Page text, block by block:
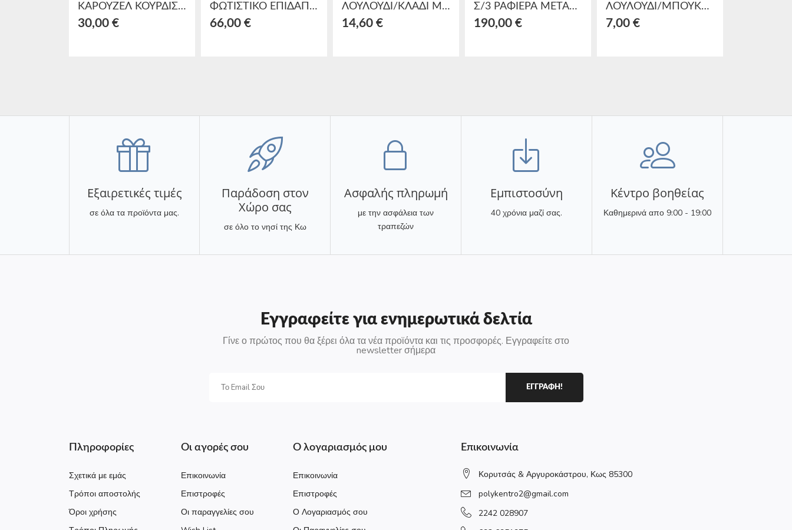
ΚΑΡΟΥΖΕΛ ΚΟΥΡΔΙΣΤΟ ΜΕ ΚΙΝΗΣΗ/ΜΟΥΣΙΚΗ POLYRESIN Δ11Χ16
30,00 €
ΦΩΤΙΣΤΙΚΟ ΕΠΙΔΑΠΕΔΙΟ ΜΕΤΑΛ. ΜΕ ΣΧΟΙΝΙ ΛΕΥΚΟ/ΜΠΕΖ Φ38Χ152
66,00 €
ΛΟΥΛΟΥΔΙ/ΚΛΑΔΙ ΜΩΒ Υ90
14,60 €
Σ/3 ΡΑΦΙΕΡΑ ΜΕΤΑΛΛΙΚΗ/ΞΥΛΙΝΗ ΜΑΥΡΗ /NATURAL 60Χ36Χ150
190,00 €
ΛΟΥΛΟΥΔΙ/ΜΠΟΥΚΕΤΟ PL/ΥΦΑΣΜΑΤΙΝΟ ΜΩΒ Υ25
7,00 €
Εξαιρετικές τιμές
σε όλα τα προϊόντα μας.
Παράδοση στον
Χώρο σας
σε όλο το νησί της Κω
Ασφαλής πληρωμή
με την ασφάλεια των
τραπεζών
Eμπιστοσύνη
40 χρόνια μαζί σας.
Κέντρο βοηθείας
Καθημερινά απο 9:00 - 19:00
Εγγραφείτε για ενημερωτικά δελτία
Γίνε ο πρώτος που θα ξέρει όλα τα νέα προϊόντα και τις προσφορές. Εγγραφείτε στο
newsletter σήμερα
ΕΓΓΡΑΦΗ!
Πληροφορίες
Σχετικά με εμάς
Τρόποι αποστολής
Όροι χρήσης
Οι αγορές σου
Επικοινωνία
Επιστροφές
Οι παραγγελίες σου
Ο λογαριασμός μου
Επικοινωνία
Επιστροφές
Ο Λογαριασμός σου
Επικοινωνία
Κορυτσάς & Αργυροκάστρου, Κως 85300
polykentro2@gmail.com
2242 028907